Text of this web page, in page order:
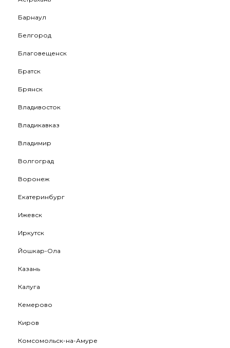
Барнаул
Белгород
Благовещенск
Братск
Брянск
Владивосток
Владикавказ
Владимир
Волгоград
Воронеж
Екатеринбург
Ижевск
Иркутск
Йошкар-Ола
Казань
Калуга
Кемерово
Киров
Комсомольск-на-Амуре